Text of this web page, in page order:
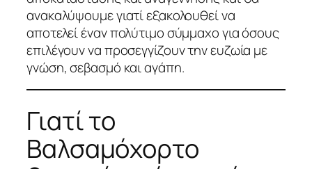
ανακαλύψουμε γιατί εξακολουθεί να
αποτελεί έναν πολύτιμο σύμμαχο για όσους
επιλέγουν να προσεγγίζουν την ευζωία με
γνώση, σεβασμό και αγάπη.
Γιατί το
Βαλσαμόχορτο